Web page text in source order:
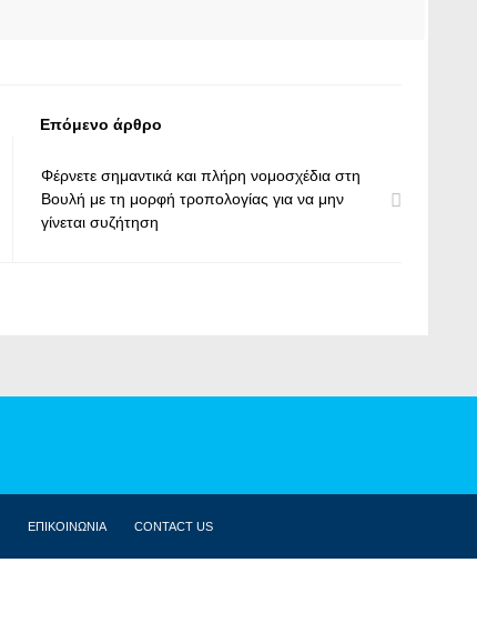
Επόμενο άρθρο
Φέρνετε σημαντικά και πλήρη νομοσχέδια στη
Βουλή με τη μορφή τροπολογίας για να μην
γίνεται συζήτηση
ΕΠΙΚΟΙΝΩΝΙΑ CONTACT US